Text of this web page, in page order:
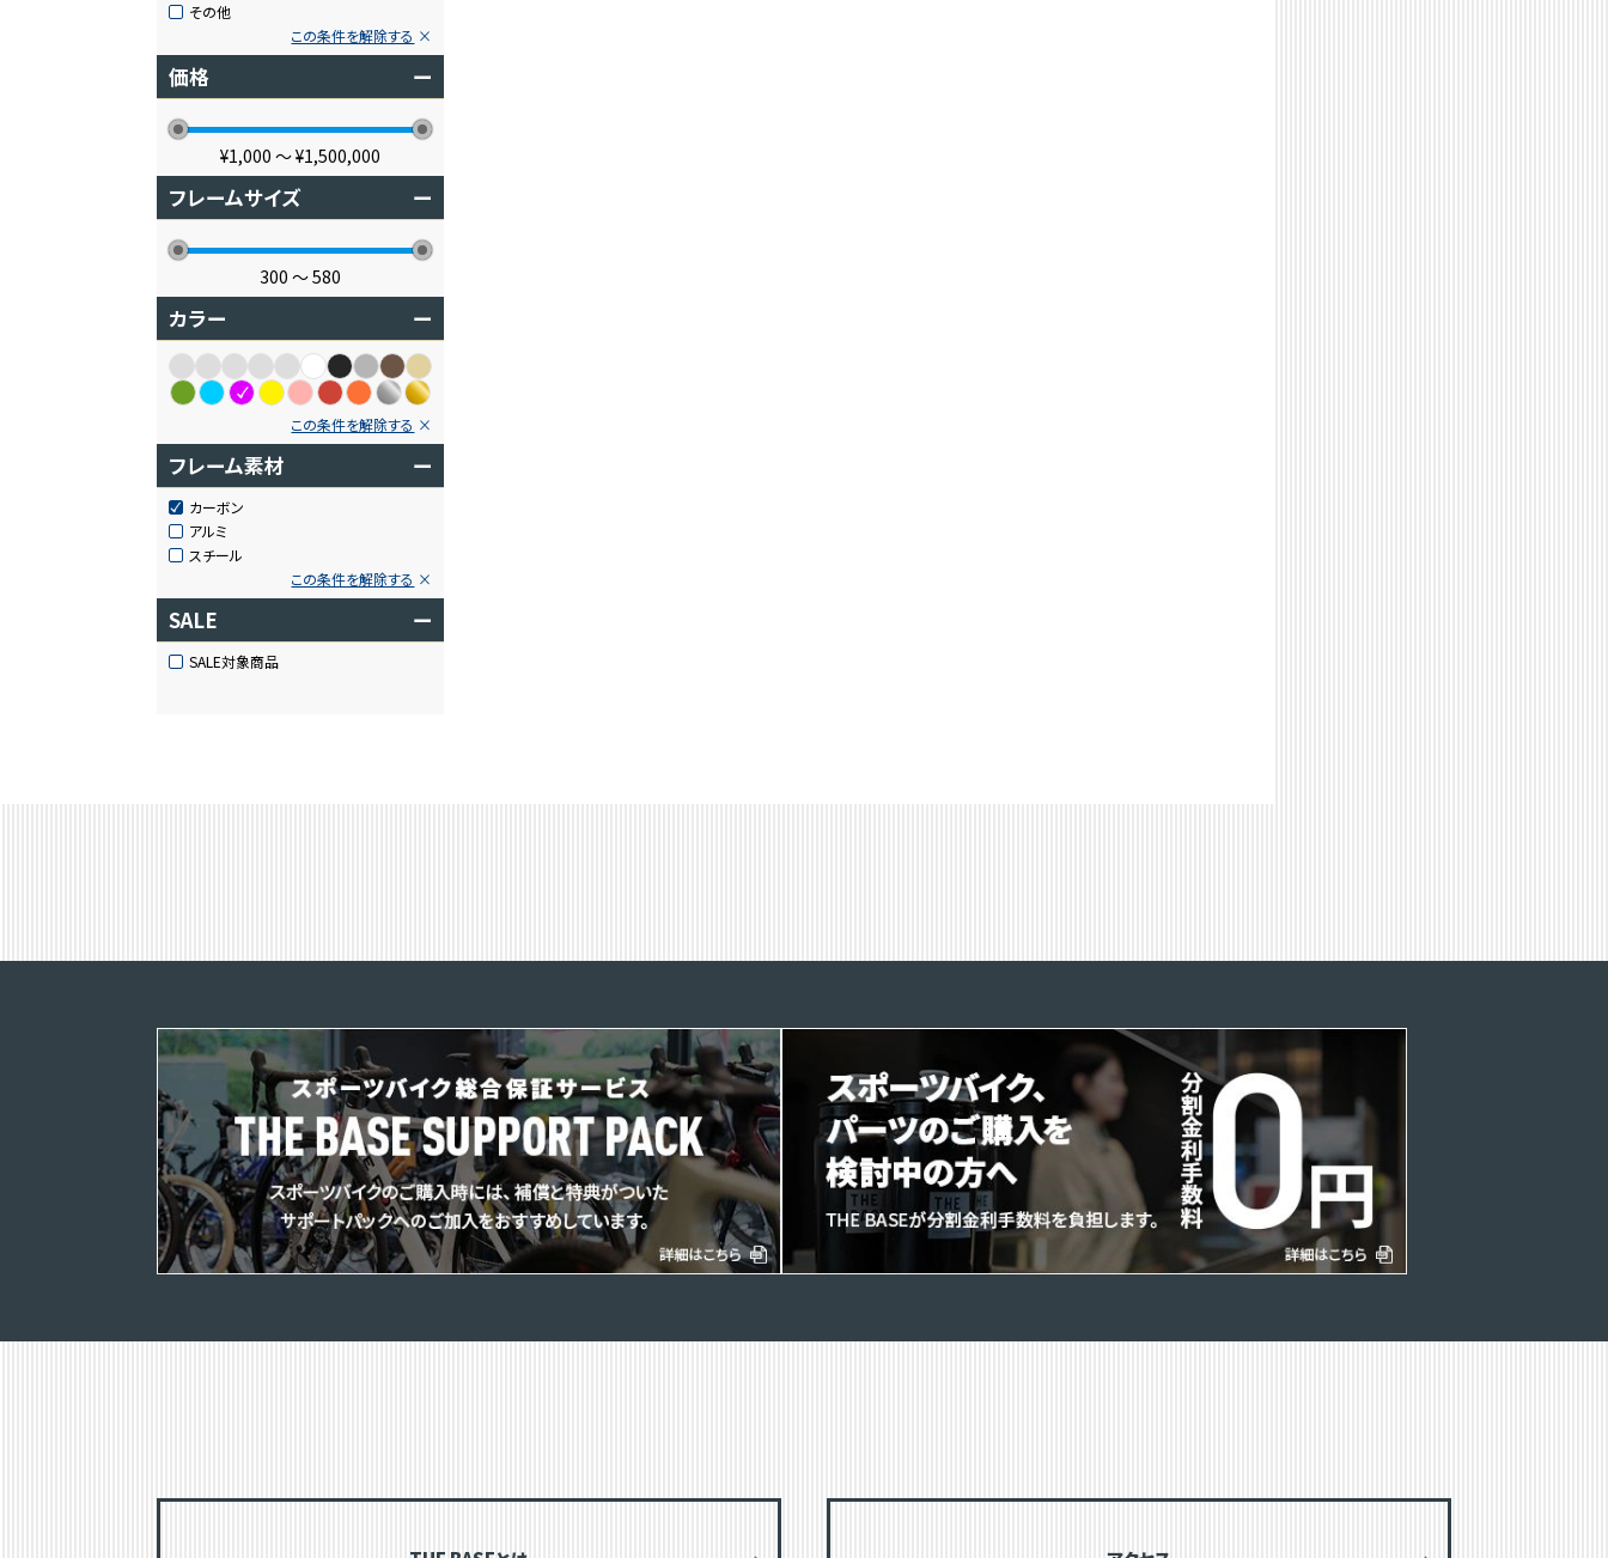
その他
この条件を解除する
価格 ー
¥1,000 〜¥1,500,000
フレームサイズ ー
300 〜580
カラー ー
この条件を解除する
フレーム素材 ー
カーボン
アルミ
スチール
この条件を解除する
SALE ー
SALE対象商品